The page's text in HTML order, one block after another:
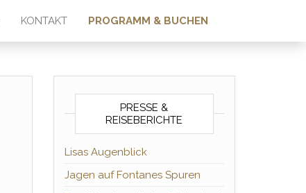
KONTAKT PROGRAMM & BUCHEN
PRESSE &
REISEBERICHTE
Lisas Augenblick
Jagen auf Fontanes Spuren